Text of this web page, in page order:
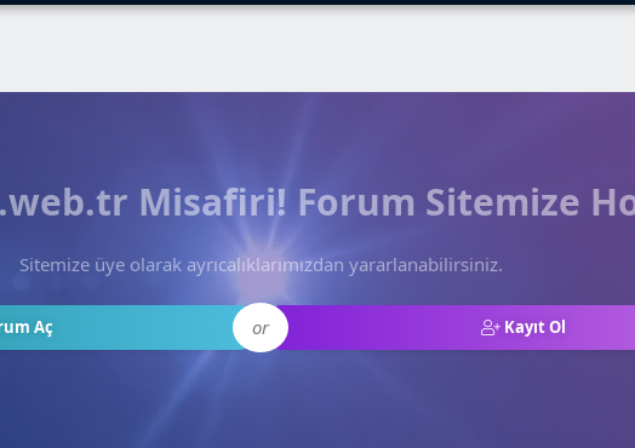
Misafiri! Forum Sitemize
Sitemize üye olarak ayrıcalıklarımızdan yararlanabilirsiniz.
Aç or Kayıt Ol